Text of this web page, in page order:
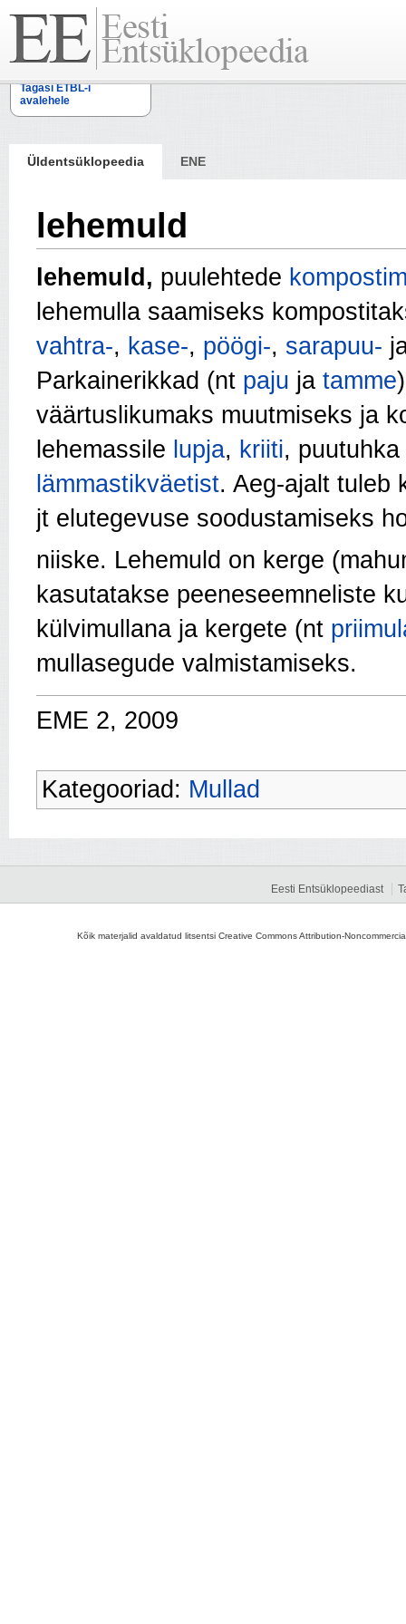
Tagasi ETBL-i
avalehele
Üldentsüklopeedia ENE
lehemuld
lehemuld, puulehtede
lehemulla saamiseks
vahtra-, kase-, pöögi-, sarapuu-
Parkainerikkad (nt paju ja tamme
väärtuslikumaks muutmiseks ja
lehemassile lupja, kriiti,
lämmastikväetist. Aeg-ajalt tuleb
jt elutegevuse soodustamiseks
niiske. Lehemuld on kerge
kasutatakse peeneseemneliste
külvimullana ja kergete (nt
mullasegude valmistamiseks.
EME 2, 2009
Kategooriad: Mullad
Eesti Entsüklopeediast
Kõik materjalid avaldatud litsentsi Creative Commons Attribution-